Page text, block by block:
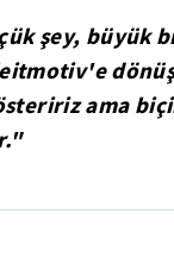
şey, büyük
ama